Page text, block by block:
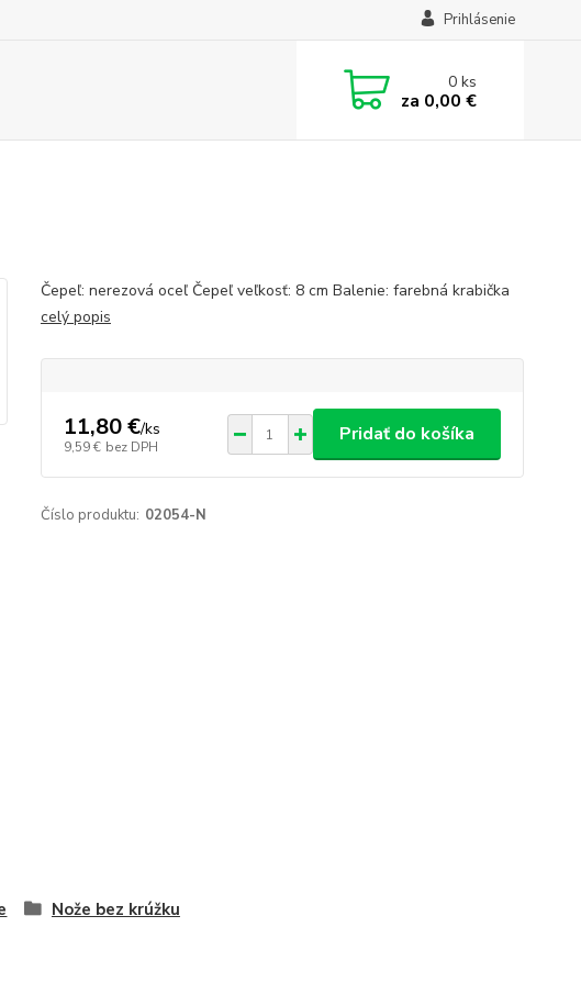
Prihlásenie
0ks
za 0,00 €
Čepeľ: nerezová oceľ Čepeľ veľkosť: 8 cm Balenie: farebná krabička
celý popis
11,80 €/ks
9,59 € bez DPH
Pridať do košíka
Číslo produktu: 02054-N
Nože bez krúžku